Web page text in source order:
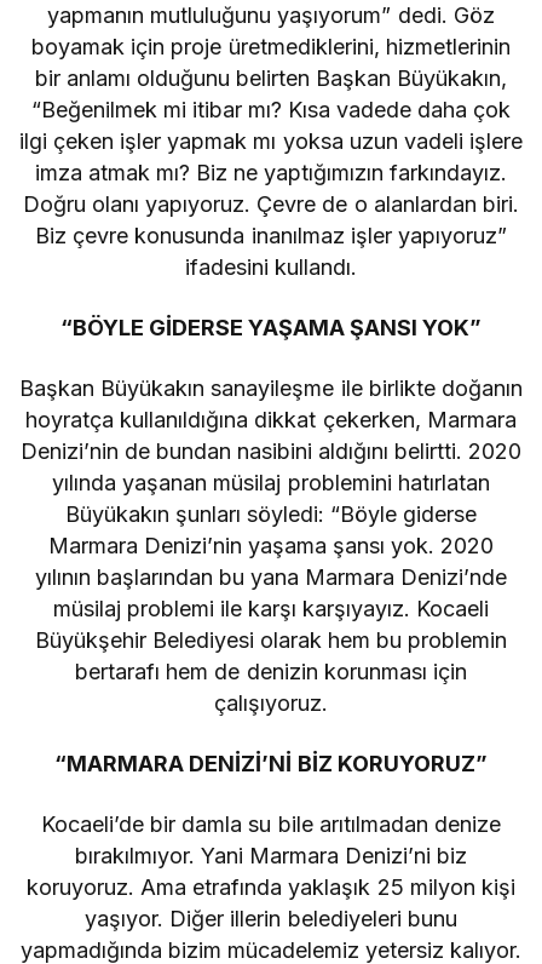
yapmanın mutluluğunu yaşıyorum” dedi. Göz
boyamak için proje üretmediklerini, hizmetlerinin
bir anlamı olduğunu belirten Başkan Büyükakın,
“Beğenilmek mi itibar mı? Kısa vadede daha çok
ilgi çeken işler yapmak mı yoksa uzun vadeli işlere
imza atmak mı? Biz ne yaptığımızın farkındayız.
Doğru olanı yapıyoruz. Çevre de o alanlardan biri.
Biz çevre konusunda inanılmaz işler yapıyoruz”
ifadesini kullandı.
“BÖYLE GİDERSE YAŞAMA ŞANSI YOK”
Başkan Büyükakın sanayileşme ile birlikte doğanın
hoyratça kullanıldığına dikkat çekerken, Marmara
Denizi’nin de bundan nasibini aldığını belirtti. 2020
yılında yaşanan müsilaj problemini hatırlatan
Büyükakın şunları söyledi: “Böyle giderse
Marmara Denizi’nin yaşama şansı yok. 2020
yılının başlarından bu yana Marmara Denizi’nde
müsilaj problemi ile karşı karşıyayız. Kocaeli
Büyükşehir Belediyesi olarak hem bu problemin
bertarafı hem de denizin korunması için
çalışıyoruz.
“MARMARA DENİZİ’Nİ BİZ KORUYORUZ”
Kocaeli’de bir damla su bile arıtılmadan denize
bırakılmıyor. Yani Marmara Denizi’ni biz
koruyoruz. Ama etrafında yaklaşık 25 milyon kişi
yaşıyor. Diğer illerin belediyeleri bunu
yapmadığında bizim mücadelemiz yetersiz kalıyor.